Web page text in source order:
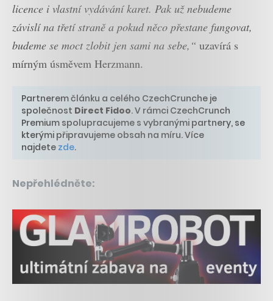
licence i vlastní vydávání karet. Pak už nebudeme
závislí na třetí straně a pokud něco přestane fungovat,
budeme se moct zlobit jen sami na sebe,“ uzavírá s
mírným úsměvem Herzmann.
Partnerem článku a celého CzechCrunche je
společnost Direct Fidoo. V rámci CzechCrunch
Premium spolupracujeme s vybranými partnery, se
kterými připravujeme obsah na míru. Více
najdete zde.
Nepřehlédněte: